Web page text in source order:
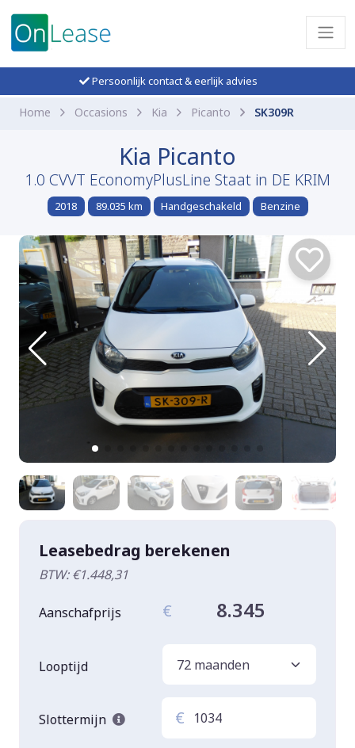
Persoonlijk contact & eerlijk advies
Home Occasions Kia Picanto SK309R
Kia Picanto
1.0 CVVT EconomyPlusLine Staat in DE KRIM
2018 89.035 km Handgeschakeld Benzine
Leasebedrag berekenen
BTW: €1.448,31
Aanschafprijs € 8.345
Looptijd
Slottermijn €